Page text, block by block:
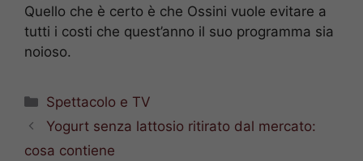
Quello che è certo è che Ossini vuole evitare a
tutti i costi che quest’anno il suo programma sia
noioso.
Categorie
Spettacolo e TV
Yogurt senza lattosio ritirato dal mercato:
cosa contiene